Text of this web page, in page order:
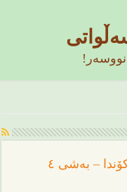
نووسەر!
– بەشی ٤